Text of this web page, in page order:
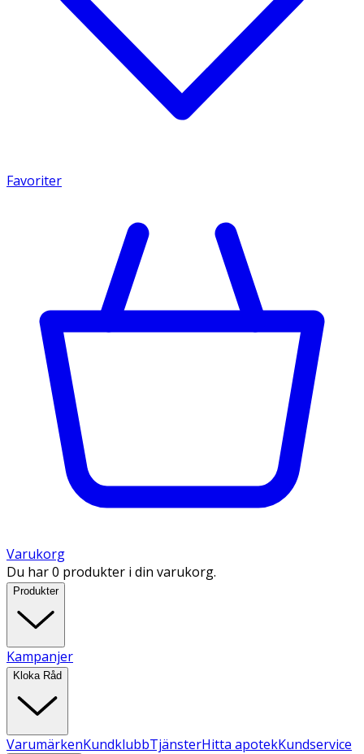
Favoriter
Varukorg
Du har 0 produkter i din varukorg.
Produkter
Kampanjer
Kloka Råd
VarumärkenKundklubbTjänsterHitta apotekKundservice